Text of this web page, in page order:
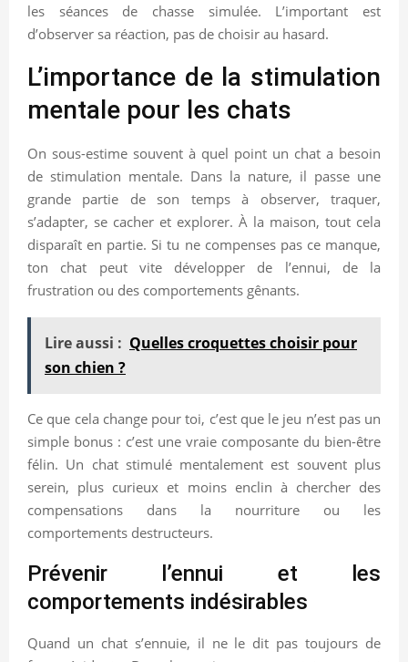
les séances de chasse simulée. L’important est
d’observer sa réaction, pas de choisir au hasard.
L’importance de la stimulation
mentale pour les chats
On sous-estime souvent à quel point un chat a besoin
de stimulation mentale. Dans la nature, il passe une
grande partie de son temps à observer, traquer,
s’adapter, se cacher et explorer. À la maison, tout cela
disparaît en partie. Si tu ne compenses pas ce manque,
ton chat peut vite développer de l’ennui, de la
frustration ou des comportements gênants.
Lire aussi : Quelles croquettes choisir pour
son chien ?
Ce que cela change pour toi, c’est que le jeu n’est pas un
simple bonus : c’est une vraie composante du bien-être
félin. Un chat stimulé mentalement est souvent plus
serein, plus curieux et moins enclin à chercher des
compensations dans la nourriture ou les
comportements destructeurs.
Prévenir l’ennui et les
comportements indésirables
Quand un chat s’ennuie, il ne le dit pas toujours de